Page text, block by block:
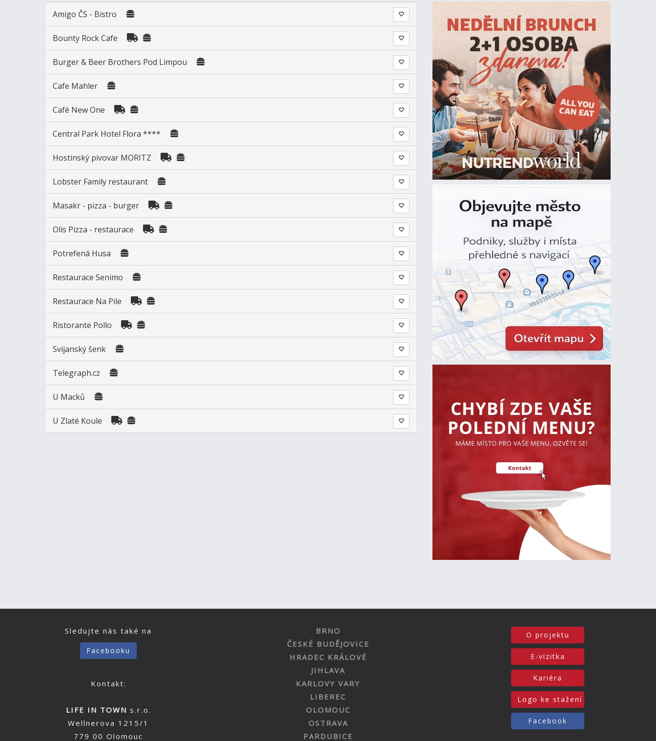
Amigo ČS - Bistro
Bounty Rock Cafe
Burger & Beer Brothers Pod Limpou
Cafe Mahler
Café New One
Central Park Hotel Flora ****
Hostinský pivovar MORITZ
Lobster Family restaurant
Masakr - pizza - burger
Olis Pizza - restaurace
Potrefená Husa
Restaurace Senimo
Restaurace Na Pile
Ristorante Pollo
Svijanský šenk
Telegraph.cz
U Macků
U Zlaté Koule
Sledujte nás také na
Facebooku
Kontakt:
LIFE IN TOWN s.r.o.
Wellnerova 1215/1
779 00 Olomouc
BRNO
ČESKÉ BUDĚJOVICE
HRADEC KRÁLOVÉ
JIHLAVA
KARLOVY VARY
LIBEREC
OLOMOUC
OSTRAVA
PARDUBICE
O projektu
E-vizitka
Kariéra
Logo ke stažení
Facebook